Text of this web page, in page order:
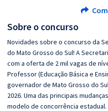
Sobre o concurso
Novidades sobre o concurso da
do Mato Grosso do Sul! A
com a oferta de 2 mil vagas de
Professor (Educação Básica e
governador de Mato Grosso do
2026. Uma das principais
modelo de concorrência